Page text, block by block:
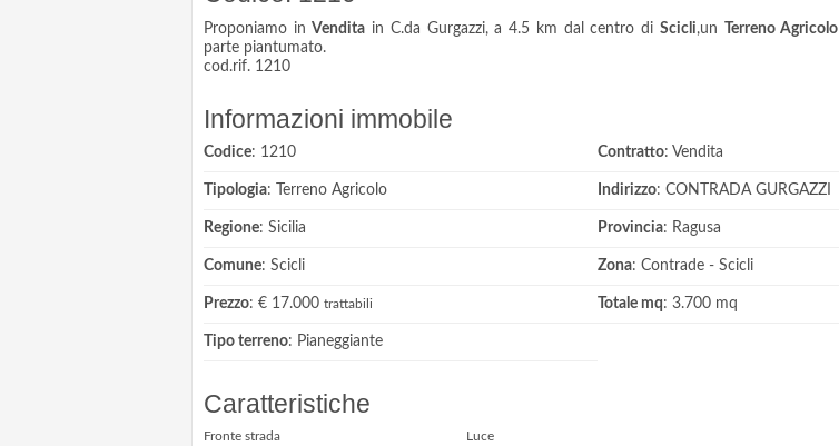
Proponiamo inVendita in C.da Gurgazzi, a 4.5 km dal centro di Scicli,un Terreno Agricolo
parte piantumato.
cod.rif. 1210
Informazioni immobile
Codice: 1210 Contratto: Vendita
Tipologia: Terreno Agricolo Indirizzo: CONTRADA GURGAZZI
Regione: Sicilia Provincia: Ragusa
Comune: Scicli Zona: Contrade - Scicli
Prezzo: € 17.000 trattabili Totale mq: 3.700 mq
Tipo terreno: Pianeggiante
Caratteristiche
Fronte strada Luce